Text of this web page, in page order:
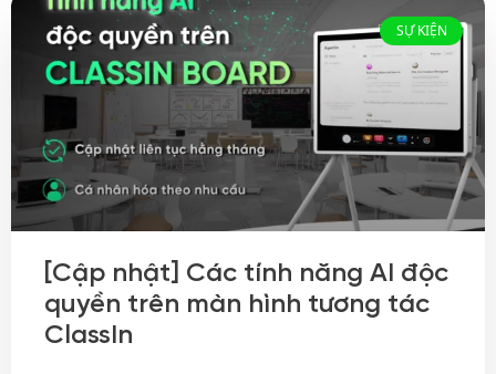
SỰ KIỆN
[Cập nhật] Các tính năng AI độc
quyền trên màn hình tương tác
ClassIn